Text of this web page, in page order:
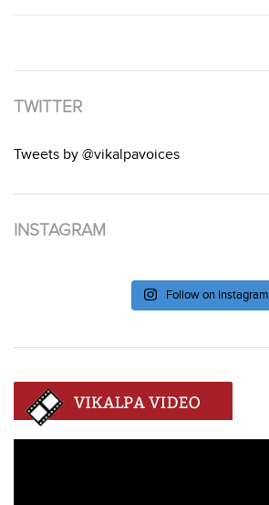
TWITTER
Tweets by @vikalpavoices
INSTAGRAM
Follow on Instagram